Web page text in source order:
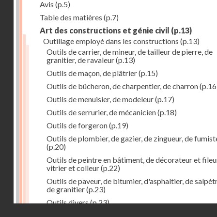
Avis (p.5)
Table des matières (p.7)
Art des constructions et génie civil (p.13)
Outillage employé dans les constructions (p.13)
Outils de carrier, de mineur, de tailleur de pierre, de
granitier, de ravaleur(p.13)
Outils de maçon, de plâtrier(p.15)
Outils de bûcheron, de charpentier, de charron
Outils de menuisier, de modeleur(p.17)
Outils de serrurier, de mécanicien(p.18)
Outils de forgeron(p.19)
Outils de plombier, de gazier, de zingueur, de
(p.20)
Outils de peintre en bâtiment, de décorateur et
vitrier et colleur(p.22)
Outils de paveur, de bitumier, d'asphaltier, de
de granitier(p.23)
Outils divers(p.23)